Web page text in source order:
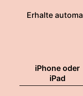
Erhalte
iPhone oder
iPad